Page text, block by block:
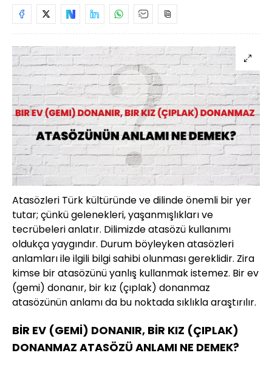
Atasözleri Türk kültüründe ve dilinde önemli bir yer
tutar; çünkü gelenekleri, yaşanmışlıkları ve
tecrübeleri anlatır. Dilimizde atasözü kullanımı
oldukça yaygındır. Durum böyleyken atasözleri
anlamları ile ilgili bilgi sahibi olunması gereklidir. Zira
kimse bir atasözünü yanlış kullanmak istemez. Bir ev
(gemi) donanır, bir kız (çıplak) donanmaz
atasözünün anlamı da bu noktada sıklıkla araştırılır.
BİR EV (GEMİ) DONANIR, BİR KIZ (ÇIPLAK)
DONANMAZ ATASÖZÜ ANLAMI NE DEMEK?